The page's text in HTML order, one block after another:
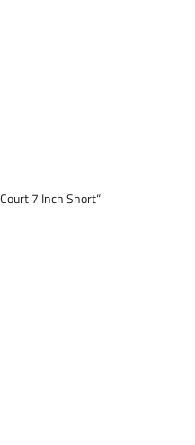
7 Inch Short“